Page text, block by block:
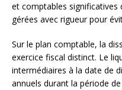
et comptables
gérées avec rigueur pour
Sur le plan comptable, la
exercice fiscal distinct. Le
intermédiaires à la date de
annuels durant la période